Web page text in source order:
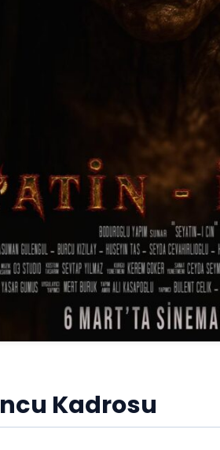
Kadrosu